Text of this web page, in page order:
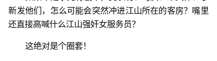
新发他们，怎么可能会突然冲进江山所在的客房？嘴里
还直接高喊什么江山强奸女服务员？
这绝对是个圈套！